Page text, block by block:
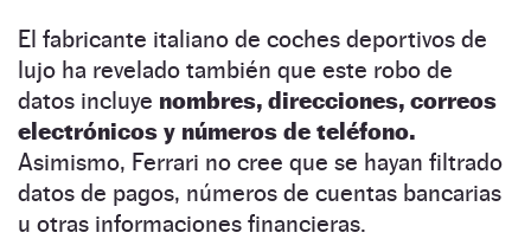
El fabricante italiano de coches deportivos de
lujo ha revelado también que este robo de
datos incluye nombres, direcciones, correos
electrónicos y números de teléfono.
Asimismo, Ferrari no cree que se hayan filtrado
datos de pagos, números de cuentas bancarias
u otras informaciones financieras.